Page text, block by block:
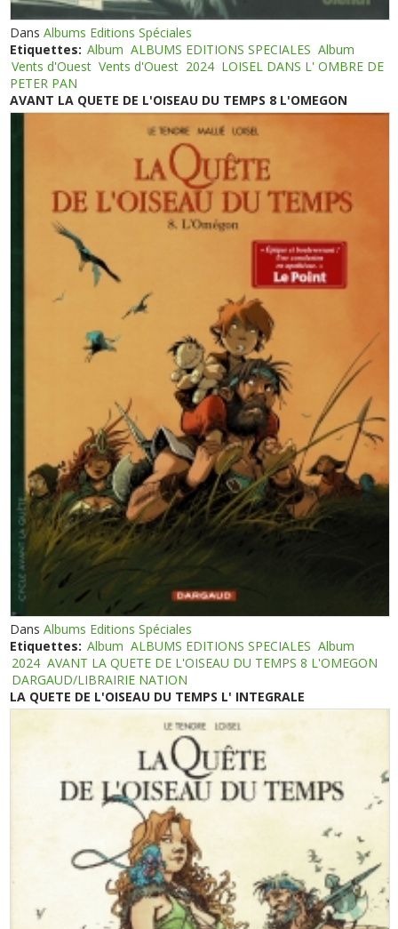
DansAlbums Editions Spéciales
Etiquettes: Album ALBUMS EDITIONS SPECIALES Album
Vents d'Ouest Vents d'Ouest 2024 LOISEL DANS L' OMBRE DE
PETER PAN
AVANT LA QUETE DE L'OISEAU DU TEMPS 8 L'OMEGON
DansAlbums Editions Spéciales
Etiquettes: Album ALBUMS EDITIONS SPECIALES Album
2024 AVANT LA QUETE DE L'OISEAU DU TEMPS 8 L'OMEGON
DARGAUD/LIBRAIRIE NATION
LA QUETE DE L'OISEAU DU TEMPS L' INTEGRALE